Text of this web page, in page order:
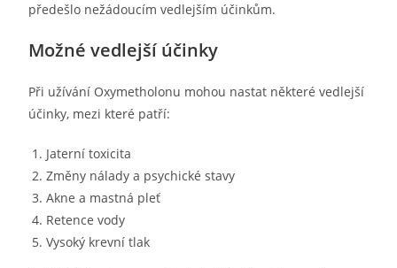
předešlo nežádoucím vedlejším účinkům.
Možné vedlejší účinky
Při užívání Oxymetholonu mohou nastat některé vedlejší
účinky, mezi které patří:
Jaterní toxicita
Změny nálady a psychické stavy
Akne a mastná pleť
Retence vody
Vysoký krevní tlak